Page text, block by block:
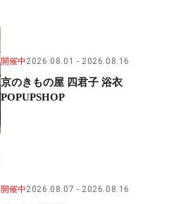
開催中2026.08.01 2026.08.16
京のきもの屋 四君子 浴衣
POPUPSHOP
開催中2026.08.07 2026.08.16